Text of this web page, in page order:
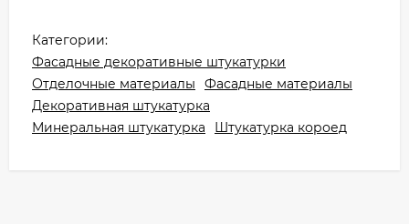
местах общего пользования, прихожих и
вестибюлях.
Более мелкий размер зерна рекомендуется
для работ внутри помещения. Грубое зерно
(от 2,0 мм) более выигрышно смотрится на
Категории:
Фасадные декоративные штукатурки
Отделочные материалы
Фасадные материалы
Декоративная штукатурка
Минеральная штукатурка
Штукатурка короед